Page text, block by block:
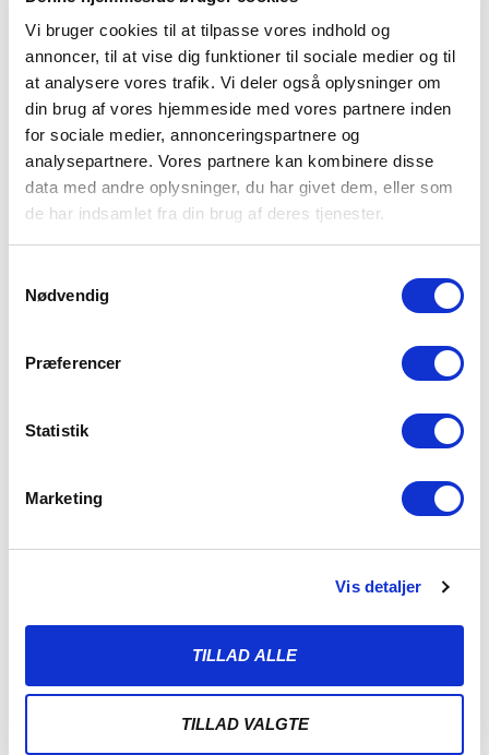
Vi bruger cookies til at tilpasse vores indhold og
annoncer, til at vise dig funktioner til sociale medier og til
at analysere vores trafik. Vi deler også oplysninger om
din brug af vores hjemmeside med vores partnere inden
for sociale medier, annonceringspartnere og
analysepartnere. Vores partnere kan kombinere disse
data med andre oplysninger, du har givet dem, eller som
de har indsamlet fra din brug af deres tjenester.
Nødvendig
Præferencer
Statistik
Marketing
Vis detaljer
TILLAD ALLE
TILLAD VALGTE
Sønderjyske Fodbold udlejer Albert Rrahmani til 2.
divisionsklubben Nykøbing FC i hele 2026/2027-sæsonen.